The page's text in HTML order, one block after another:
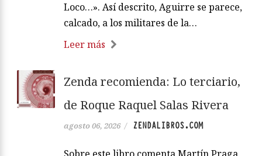
Loco…». Así descrito, Aguirre se parece,
calcado, a los militares de la…
Leer más
Zenda recomienda: Lo terciario,
de Roque Raquel Salas Rivera
agosto 06, 2026 / ZENDALIBROS.COM